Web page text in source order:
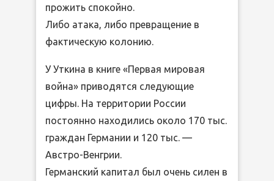
прожить спокойно.
Либо атака, либо превращение в
фактическую колонию.
У Уткина в книге «Первая мировая
война» приводятся следующие
цифры. На территории России
постоянно находились около 170 тыс.
граждан Германии и 120 тыс. —
Австро-Венгрии.
Германский капитал был очень силен в